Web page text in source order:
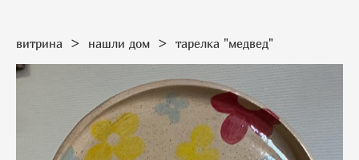
витрина > нашли дом > тарелка "медвед"